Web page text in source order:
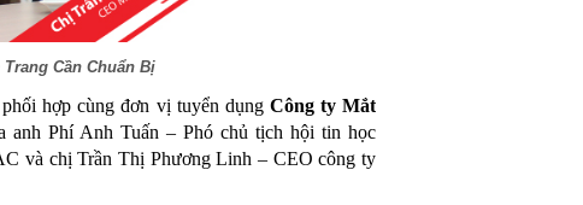
Cần Chuẩn Bị
phối hợp cùng đơn vị tuyển dụng Công ty Mắt
anh Phí Anh Tuấn – Phó chủ tịch hội tin học
và chị Trần Thị Phương Linh – CEO công ty